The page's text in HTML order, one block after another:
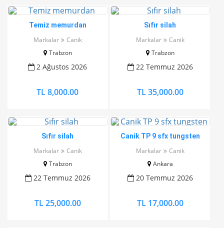
Temiz memurdan
Markalar
Canik
Trabzon
2 Ağustos 2026
TL 8,000.00
Sıfır silah
Markalar
Canik
Trabzon
22 Temmuz 2026
TL 35,000.00
Sıfır silah
Markalar
Canik
Trabzon
22 Temmuz 2026
TL 25,000.00
Canik TP 9 sfx tungsten
Markalar
Canik
Ankara
20 Temmuz 2026
TL 17,000.00